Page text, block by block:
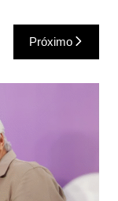
Próximo